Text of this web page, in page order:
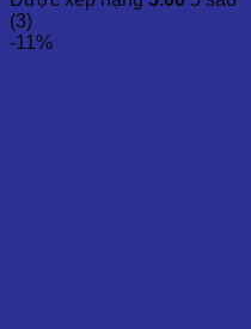
(3)
-11%